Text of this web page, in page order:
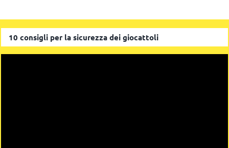
10 consigli per la sicurezza dei giocattoli